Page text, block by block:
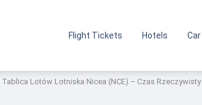
Flight Tickets Hotels
Tablica Lotów Lotniska Nicea (NCE) – Czas